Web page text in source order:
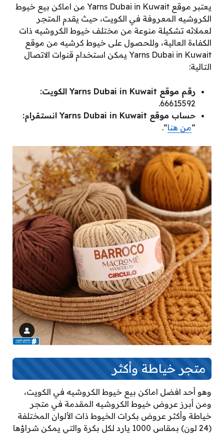
يعتبر موقع Yarns Dubai in Kuwait من اماكن بيع خيوط
الكروشيه المعروفة في الكويت، حيث يقدم المتجر
لعملائه تشكيلة منوعة من مختلف خيوط الكروشيه ذات
الكفاءة العالية، وللحصول على خيوط كرشيه من موقع
Yarns Dubai in Kuwait يمكن استخدام قنوات الاتصال
التالية:
رقم موقع Yarns Dubai in Kuwait الكويت:
66615592.
حساب موقع Yarns Dubai in Kuwait انستقرام:
“من هنا“.
متجر خياطة وأكثر
وهو أحد افضل اماكن بيع خيوط الكروشيه في الكويت،
ومن أبرز عروض خيوط الكروشيه المقدمة في متجر
خياطة وأكثر عروض بكرات الخيوط ذات الألوان المختلفة
(24 لون) بمقاس 1000 يارد لكل بكرة والتي يمكن شراؤها